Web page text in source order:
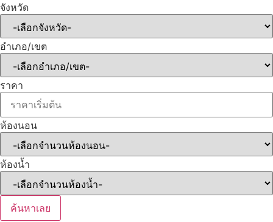
จังหวัด
อำเภอ/เขต
ราคา
ห้องนอน
ห้องน้ำ
ค้นหาเลย